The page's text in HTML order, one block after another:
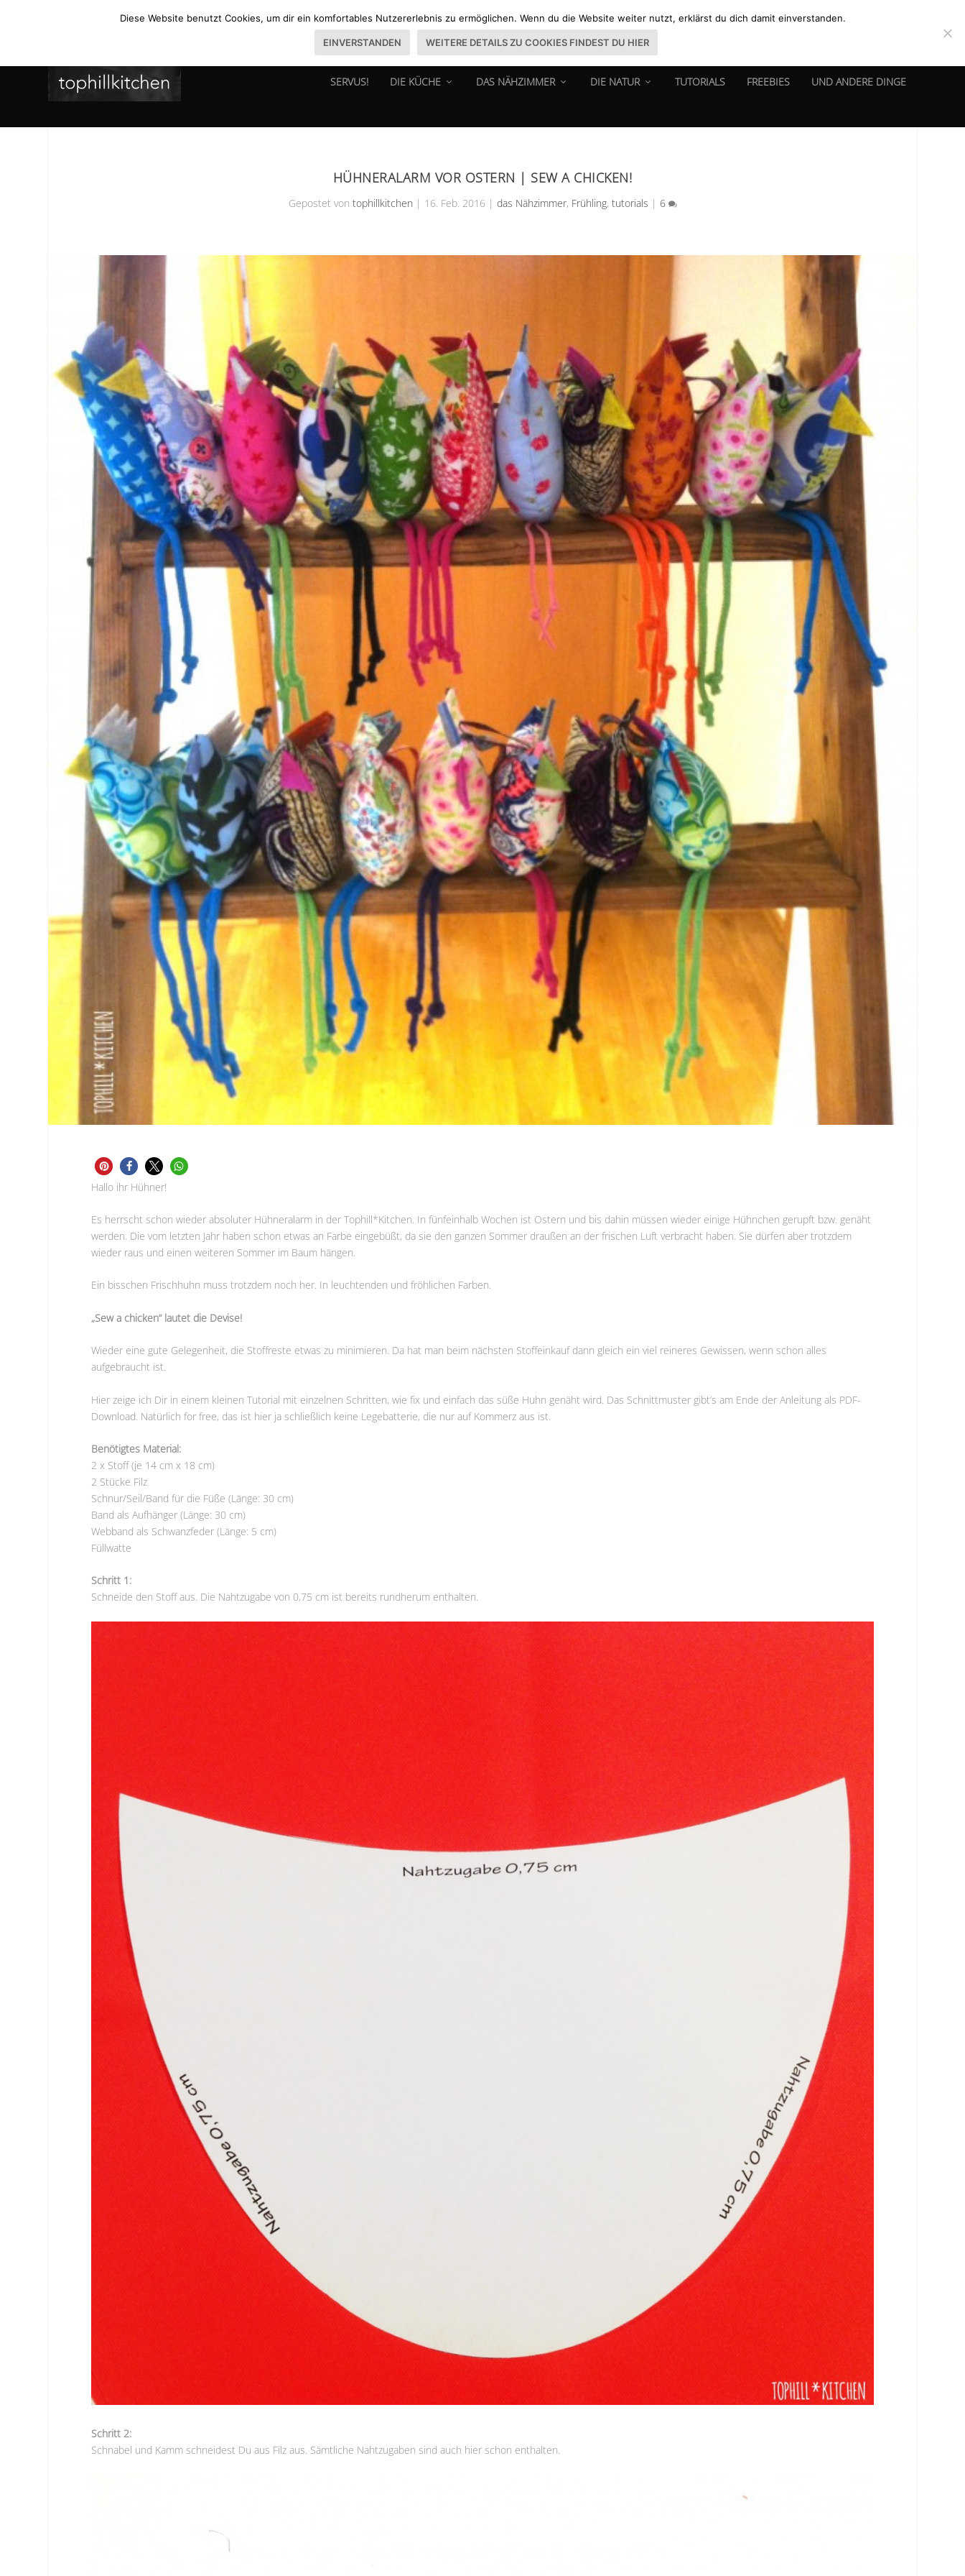
SERVUS! DIE KÜCHE DAS NÄHZIMMER DIE NATUR TUTORIALS FREEBIES UND ANDERE DINGE
HÜHNERALARM VOR OSTERN | SEW A CHICKEN!
Gepostet von tophillkitchen | 16. Feb. 2016| das Nähzimmer, Frühling, tutorials | 6
Hallo ihr Hühner!
Es herrscht schon wieder absoluter Hühneralarm in der Tophill*Kitchen. In fünfeinhalb Wochen ist Ostern und bis dahin müssen wieder einige Hühnchen gerupft bzw. genäht
werden. Die vom letzten Jahr haben schon etwas an Farbe eingebüßt, da sie den ganzen Sommer draußen an der frischen Luft verbracht haben. Sie dürfen aber trotzdem
wieder raus und einen weiteren Sommer im Baum hängen.
Ein bisschen Frischhuhn muss trotzdem noch her. In leuchtenden und fröhlichen Farben.
„Sew a chicken“ lautet die Devise!
Wieder eine gute Gelegenheit, die Stoffreste etwas zu minimieren. Da hat man beim nächsten Stoffeinkauf dann gleich ein viel reineres Gewissen, wenn schon alles
aufgebraucht ist.
Hier zeige ich Dir in einem kleinen Tutorial mit einzelnen Schritten, wie fix und einfach das süße Huhn genäht wird. Das Schnittmuster gibt’s am Ende der Anleitung als PDF-
Download. Natürlich for free, das ist hier ja schließlich keine Legebatterie, die nur auf Kommerz aus ist.
Benötigtes Material:
2 x Stoff (je 14 cm x 18 cm)
2 Stücke Filz
Schnur/Seil/Band für die Füße (Länge: 30 cm)
Band als Aufhänger (Länge: 30 cm)
Webband als Schwanzfeder (Länge: 5 cm)
Füllwatte
Schritt 1:
Schneide den Stoff aus. Die Nahtzugabe von 0,75 cm ist bereits rundherum enthalten.
Schritt 2:
Schnabel und Kamm schneidest Du aus Filz aus. Sämtliche Nahtzugaben sind auch hier schon enthalten.
Diese Website benutzt Cookies, um dir ein komfortables Nutzererlebnis zu ermöglichen. Wenn du die Website weiter nutzt, erklärst du dich damit einverstanden.
EINVERSTANDEN WEITERE DETAILS ZU COOKIES FINDEST DU HIER